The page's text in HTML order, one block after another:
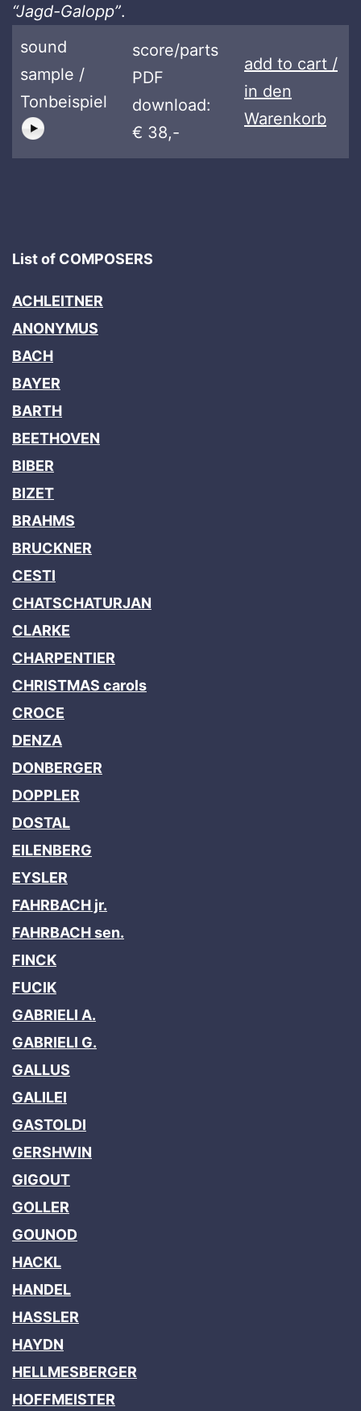
“Jagd-Galopp”.
sound
sample /
Tonbeispiel
score/parts
PDF
download:
€ 38,-
add to cart /
in den
Warenkorb
List of COMPOSERS
ACHLEITNER
ANONYMUS
BACH
BAYER
BARTH
BEETHOVEN
BIBER
BIZET
BRAHMS
BRUCKNER
CESTI
CHATSCHATURJAN
CLARKE
CHARPENTIER
CHRISTMAS carols
CROCE
DENZA
DONBERGER
DOPPLER
DOSTAL
EILENBERG
EYSLER
FAHRBACH jr.
FAHRBACH sen.
FINCK
FUCIK
GABRIELI A.
GABRIELI G.
GALLUS
GALILEI
GASTOLDI
GERSHWIN
GIGOUT
GOLLER
GOUNOD
HACKL
HANDEL
HASSLER
HAYDN
HELLMESBERGER
HOFFMEISTER